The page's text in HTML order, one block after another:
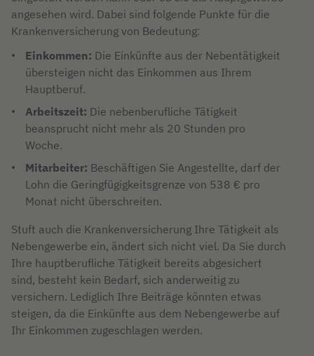
angesehen wird. Dabei sind folgende Punkte für die
Krankenversicherung von Bedeutung:
Einkommen: Die Einkünfte aus der Nebentätigkeit
übersteigen nicht das Einkommen aus Ihrem
Hauptberuf.
Arbeitszeit: Die nebenberufliche Tätigkeit
beansprucht nicht mehr als 20 Stunden pro
Woche.
Mitarbeiter: Beschäftigen Sie Angestellte, darf der
Lohn die Geringfügigkeitsgrenze von 538 € pro
Monat nicht überschreiten.
Stuft auch die Krankenversicherung Ihre Tätigkeit als
Nebengewerbe ein, ändert sich nicht viel. Da Sie durch
Ihre hauptberufliche Tätigkeit bereits abgesichert
sind, besteht kein Bedarf, sich anderweitig zu
versichern. Lediglich Ihre Beiträge könnten etwas
steigen, da die Einkünfte aus dem Nebengewerbe auf
Ihr Einkommen zugeschlagen werden.